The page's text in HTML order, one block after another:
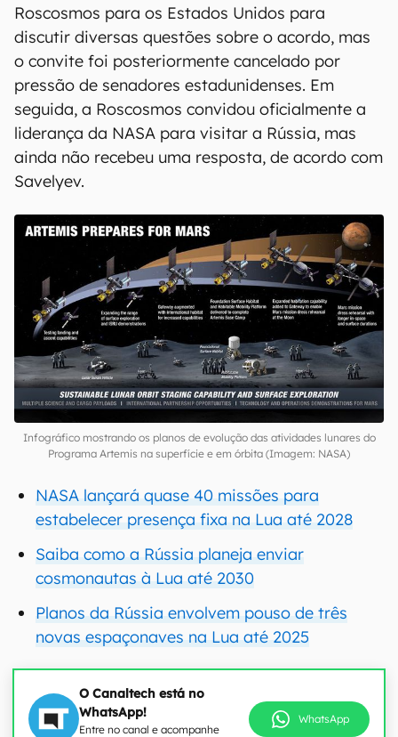
Roscosmos para os Estados Unidos para
discutir diversas questões sobre o acordo, mas
o convite foi posteriormente cancelado por
pressão de senadores estadunidenses. Em
seguida, a Roscosmos convidou oficialmente a
liderança da NASA para visitar a Rússia, mas
ainda não recebeu uma resposta, de acordo com
Savelyev.
Infográfico mostrando os planos de evolução das atividades lunares do
Programa Artemis na superfície e em órbita (Imagem: NASA)
NASA lançará quase 40 missões para
estabelecer presença fixa na Lua até 2028
Saiba como a Rússia planeja enviar
cosmonautas à Lua até 2030
Planos da Rússia envolvem pouso de três
novas espaçonaves na Lua até 2025
O Canaltech está no
WhatsApp!
Entre no canal e acompanhe
WhatsApp